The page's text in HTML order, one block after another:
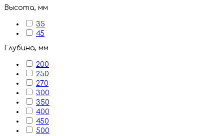
Высота, мм
35
45
Глубина, мм
200
250
270
300
350
400
450
500